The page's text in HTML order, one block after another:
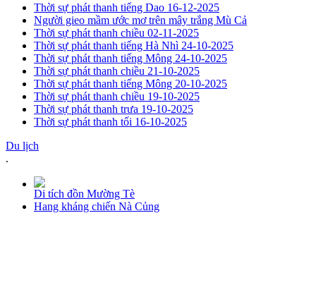
Thời sự phát thanh tiếng Dao 16-12-2025
Người gieo mầm ước mơ trên mây trắng Mù Cả
Thời sự phát thanh chiều 02-11-2025
Thời sự phát thanh tiếng Hà Nhì 24-10-2025
Thời sự phát thanh tiếng Mông 24-10-2025
Thời sự phát thanh chiều 21-10-2025
Thời sự phát thanh tiếng Mông 20-10-2025
Thời sự phát thanh chiều 19-10-2025
Thời sự phát thanh trưa 19-10-2025
Thời sự phát thanh tối 16-10-2025
Du lịch
.
Di tích đồn Mường Tè
Hang kháng chiến Nà Củng